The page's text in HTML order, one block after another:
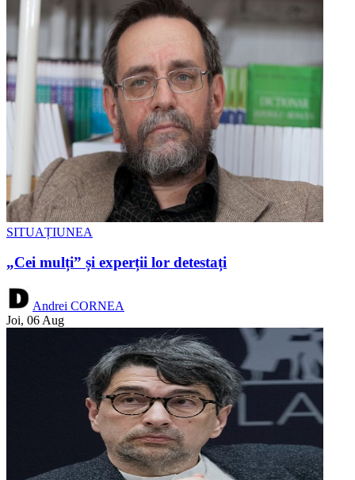
SITUAȚIUNEA
„Cei mulți” și experții lor detestați
Andrei CORNEA
Joi, 06 Aug